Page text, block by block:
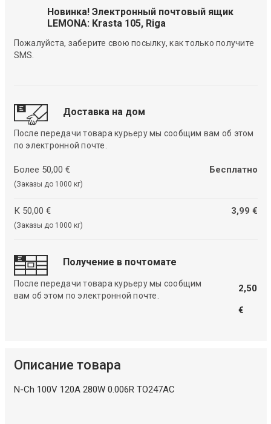
Новинка! Электронный почтовый ящик
LEMONA: Krasta 105, Riga
Пожалуйста, заберите свою посылку, как только получите
SMS.
Доставка на дом
После передачи товара курьеру мы сообщим вам об этом
по электронной почте.
Более 50,00 €
(Заказы до 1000 кг)
Бесплатно
К 50,00 €
(Заказы до 1000 кг)
3,99 €
Получение в почтомате
После передачи товара курьеру мы сообщим
вам об этом по электронной почте.
2,50
€
Описание товара
N-Ch 100V 120A 280W 0.006R TO247AC